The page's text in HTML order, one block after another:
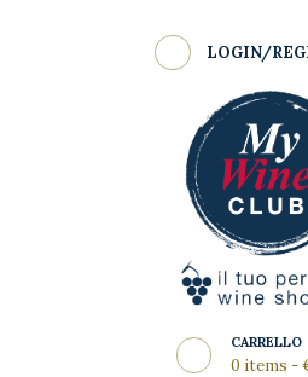
LOGIN/
CARRELLO
0 items -
MY WINE CLUB
Come Funziona